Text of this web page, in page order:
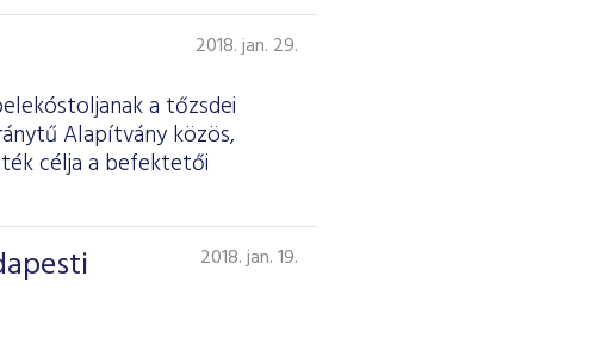
2018. jan. 29.
a tőzsdei
Alapítvány közös,
célja a befektetői
2018. jan. 19.